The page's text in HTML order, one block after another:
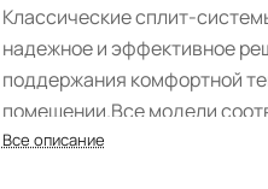
Классические сплит-
надежное и эффективное
поддержания комфортной
помещении.Все модели
классу энергоэффективности.
Все описание